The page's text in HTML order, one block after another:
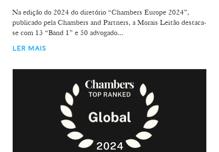
Na edição do 2024 do diretório “Chambers Europe 2024”,
publicado pela Chambers and Partners, a Morais Leitão destaca-
se com 13 “Band 1” e 50 advogado...
LER MAIS